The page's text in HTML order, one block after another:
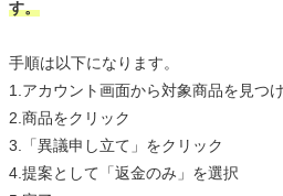
す。
手順は以下になります。
1.アカウント画面から対象商品を見つ
2.商品をクリック
3.「異議申し立て」をクリック
4.提案として「返金のみ」を選択